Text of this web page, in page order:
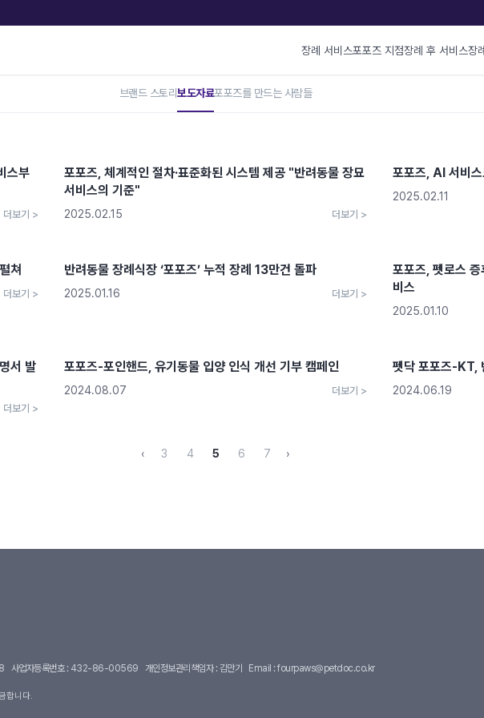
장례 서비스포포즈 지점장례 후 서비스장
브랜드 스토리보도자료포포즈를 만드는 사람들
스부
더보기 >
포포즈, 체계적인 절차·표준화된 시스템 제공 "반려동물 장묘
서비스의 기준"
2025.02.15 더보기 >
포포즈, AI 서비
2025.02.11
쳐
더보기 >
반려동물 장례식장 ‘포포즈’ 누적 장례 13만건 돌파
2025.01.16 더보기 >
포포즈, 펫로스 증
비스
2025.01.10
서 발
더보기 >
포포즈-포인핸드, 유기동물 입양 인식 개선 기부 캠페인
2024.08.07 더보기 >
펫닥 포포즈-KT,
2024.06.19
‹ 3 4 5 6 7 ›
사업자등록번호 : 432-86-00569 개인정보관리책임자 : 김만기 Email : fourpaws@petdoc.co.kr
합니다.